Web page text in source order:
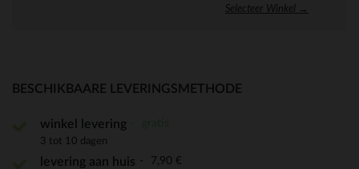
Selecteer Winkel →
BESCHIKBAARE LEVERINGSMETHODE
winkel levering
3 tot 10 dagen
levering aan huis 7,90 €